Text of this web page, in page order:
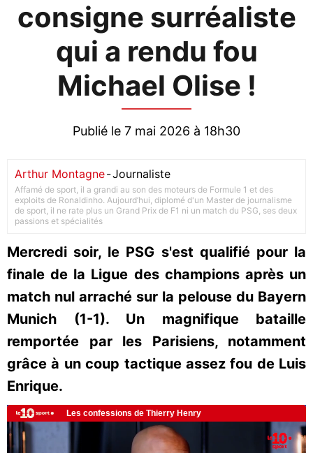
consigne surréaliste
qui a rendu fou
Michael Olise !
Publié le 7 mai 2026 à 18h30
Arthur Montagne-Journaliste
Affamé de sport, il a grandi au son des moteurs de Formule 1 et des
exploits de Ronaldinho. Aujourd’hui, diplomé d'un Master de journalisme
de sport, il ne rate plus un Grand Prix de F1 ni un match du PSG, ses deux
passions et spécialités
Mercredi soir, le PSG s'est qualifié pour la
finale de la Ligue des champions après un
match nul arraché sur la pelouse du Bayern
Munich (1-1). Un magnifique bataille
remportée par les Parisiens, notamment
grâce à un coup tactique assez fou de Luis
Enrique.